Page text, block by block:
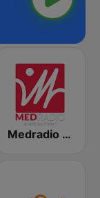
Medradio (ميد راديو)